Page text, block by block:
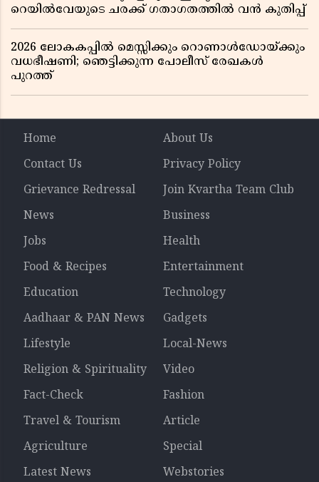
റെയിൽവേയുടെ ചരക്ക് ഗതാഗതത്തിൽ വൻ കുതിപ്പ്
2026 ലോകകപ്പിൽ മെസ്സിക്കും റൊണാൾഡോയ്ക്കും
വധഭീഷണി; ഞെട്ടിക്കുന്ന പോലീസ് രേഖകൾ
പുറത്ത്
Home
About Us
Contact Us
Privacy Policy
Grievance Redressal
Join Kvartha Team Club
News
Business
Jobs
Health
Food & Recipes
Entertainment
Education
Technology
Aadhaar & PAN News
Gadgets
Lifestyle
Local-News
Religion & Spirituality
Video
Fact-Check
Fashion
Travel & Tourism
Article
Agriculture
Special
Latest News
Webstories